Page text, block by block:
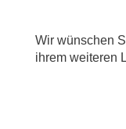
Wir wünschen
ihrem weiteren